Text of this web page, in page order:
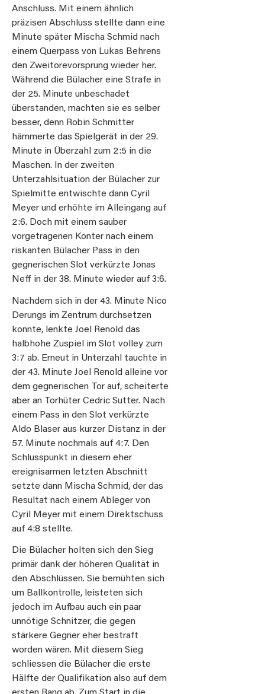
Anschluss. Mit einem ähnlich
präzisen Abschluss stellte dann eine
Minute später Mischa Schmid nach
einem Querpass von Lukas Behrens
den Zweitorevorsprung wieder her.
Während die Bülacher eine Strafe in
der 25. Minute unbeschadet
überstanden, machten sie es selber
besser, denn Robin Schmitter
hämmerte das Spielgerät in der 29.
Minute in Überzahl zum 2:5 in die
Maschen. In der zweiten
Unterzahlsituation der Bülacher zur
Spielmitte entwischte dann Cyril
Meyer und erhöhte im Alleingang auf
2:6. Doch mit einem sauber
vorgetragenen Konter nach einem
riskanten Bülacher Pass in den
gegnerischen Slot verkürzte Jonas
Neff in der 38. Minute wieder auf 3:6.
Nachdem sich in der 43. Minute Nico
Derungs im Zentrum durchsetzen
konnte, lenkte Joel Renold das
halbhohe Zuspiel im Slot volley zum
3:7 ab. Erneut in Unterzahl tauchte in
der 43. Minute Joel Renold alleine vor
dem gegnerischen Tor auf, scheiterte
aber an Torhüter Cedric Sutter. Nach
einem Pass in den Slot verkürzte
Aldo Blaser aus kurzer Distanz in der
57. Minute nochmals auf 4:7. Den
Schlusspunkt in diesem eher
ereignisarmen letzten Abschnitt
setzte dann Mischa Schmid, der das
Resultat nach einem Ableger von
Cyril Meyer mit einem Direktschuss
auf 4:8 stellte.
Die Bülacher holten sich den Sieg
primär dank der höheren Qualität in
den Abschlüssen. Sie bemühten sich
um Ballkontrolle, leisteten sich
jedoch im Aufbau auch ein paar
unnötige Schnitzer, die gegen
stärkere Gegner eher bestraft
worden wären. Mit diesem Sieg
schliessen die Bülacher die erste
Hälfte der Qualifikation also auf dem